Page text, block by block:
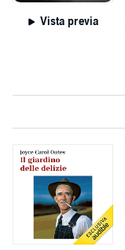
Vista previa